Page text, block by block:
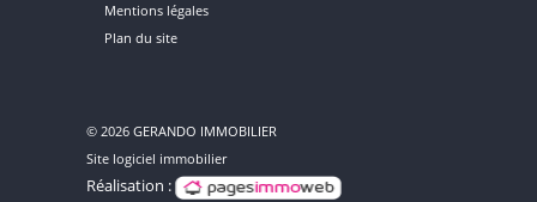
Mentions légales
Plan du site
© 2026 GERANDO IMMOBILIER
Site logiciel immobilier
Réalisation :